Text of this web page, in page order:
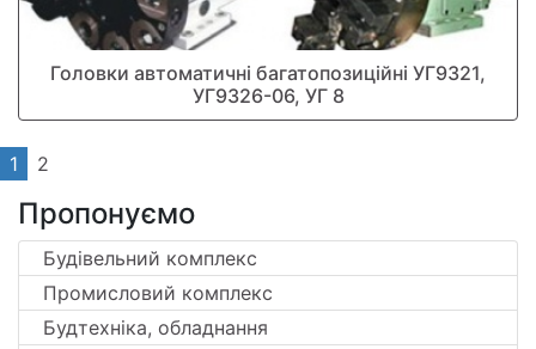
Головки автоматичні багатопозиційні УГ9321,
УГ9326-06, УГ 8
1 2
Пропонуємо
Будівельний комплекс
Промисловий комплекс
Будтехніка, обладнання